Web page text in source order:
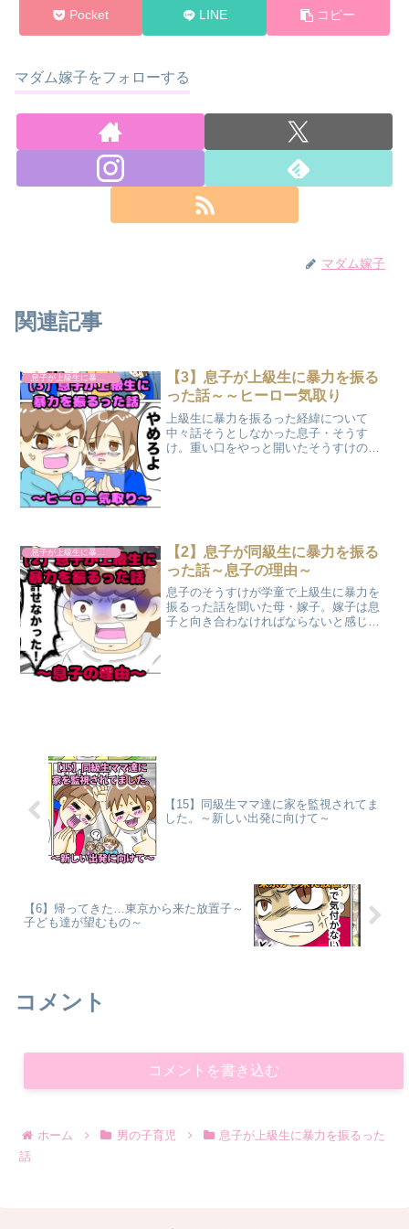
Pocket LINE コピー
マダム嫁子をフォローする
マダム嫁子
関連記事
息子が上級生に暴力を振るった話
【3】息子が上級生に暴力を振る
った話～～ヒーロー気取り
上級生に暴力を振るった経緯について
中々話そうとしなかった息子・そうす
け。重い口をやっと開いたそうすけの口
息子が上級生に暴力を振るった話
【2】息子が同級生に暴力を振る
った話～息子の理由～
息子のそうすけが学童で上級生に暴力を
振るった話を聞いた母・嫁子。嫁子は息
子と向き合わなければならないと感じ、
【15】同級生ママ達に家を監視されてま
した。～新しい出発に向けて～
【6】帰ってきた…東京から来た放置子～
子ども達が望むもの～
コメント
コメントを書き込む
ホーム 男の子育児
息子が上級生に暴力を振るった
話